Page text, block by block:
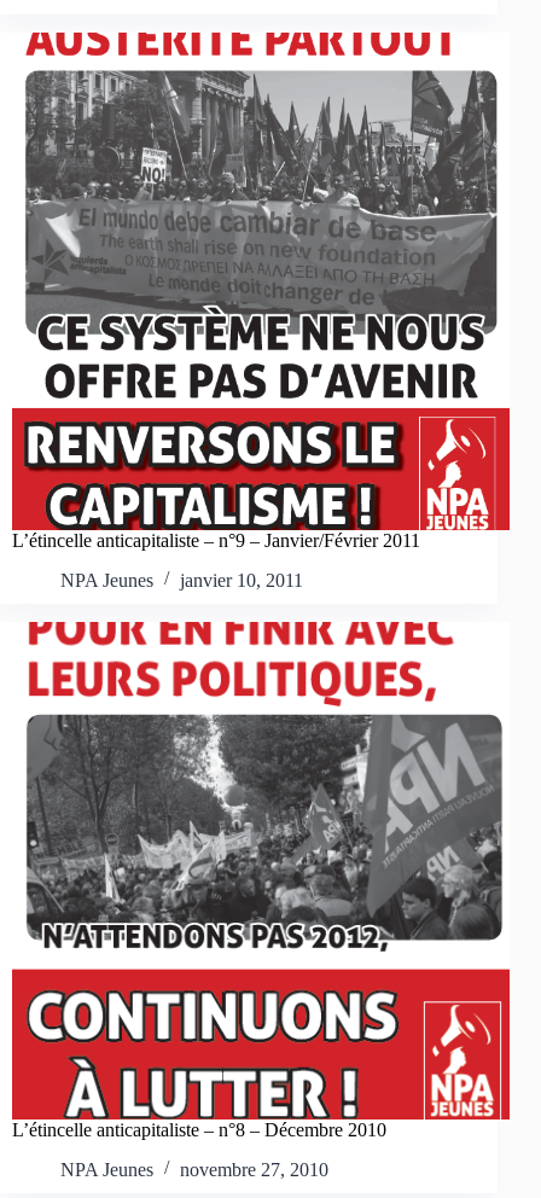
L’étincelle anticapitaliste – n°9 – Janvier/Février 2011
NPA Jeunes
janvier 10, 2011
L’étincelle anticapitaliste – n°8 – Décembre 2010
NPA Jeunes
novembre 27, 2010